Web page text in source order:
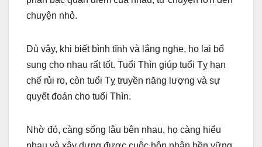
chuyện nhỏ.
Dù vậy, khi biết bình tĩnh và lắng nghe, họ lại bổ
sung cho nhau rất tốt. Tuổi Thìn giúp tuổi Tỵ hạn
chế rủi ro, còn tuổi Tỵ truyền năng lượng và sự
quyết đoán cho tuổi Thìn.
Nhờ đó, càng sống lâu bên nhau, họ càng hiểu